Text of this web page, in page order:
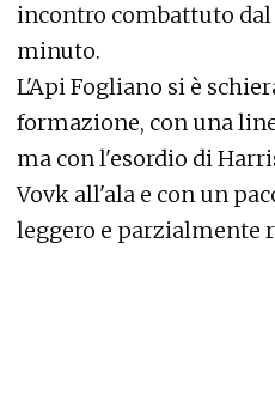
incontro combattuto
minuto.
L'Api Fogliano si è
formazione, con una
ma con l'esordio di
Vovk all'ala e con un
leggero e parzialmente